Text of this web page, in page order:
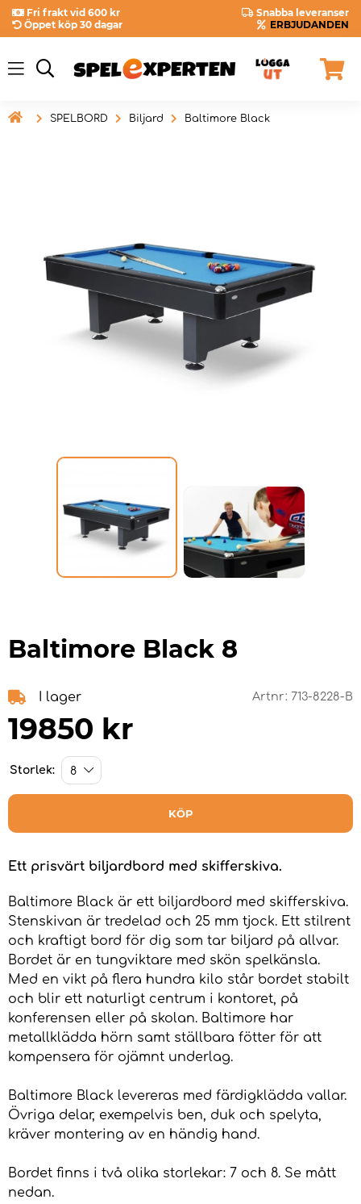
Fri frakt vid 600 kr
Snabba leveranser
Öppet köp 30 dagar
ERBJUDANDEN
 SPELBORD Biljard Baltimore Black
Baltimore Black 8
I lager Artnr: 713-8228-B
19850 kr
Storlek:
KÖP
Ett prisvärt biljardbord med skifferskiva.
Baltimore Black är ett biljardbord med skifferskiva.
Stenskivan är tredelad och 25 mm tjock. Ett stilrent
och kraftigt bord för dig som tar biljard på allvar.
Bordet är en tungviktare med skön spelkänsla.
Med en vikt på flera hundra kilo står bordet stabilt
och blir ett naturligt centrum i kontoret, på
konferensen eller på skolan. Baltimore har
metallklädda hörn samt ställbara fötter för att
kompensera för ojämnt underlag.
Baltimore Black levereras med färdigklädda vallar.
Övriga delar, exempelvis ben, duk och spelyta,
kräver montering av en händig hand.
Bordet finns i två olika storlekar: 7 och 8. Se mått
nedan.